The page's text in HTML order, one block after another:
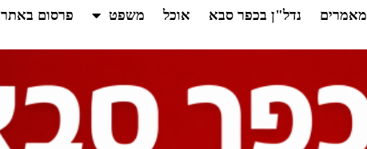
מאמרים נדל"ן בכפר סבא אוכל משפט פרסום באתר